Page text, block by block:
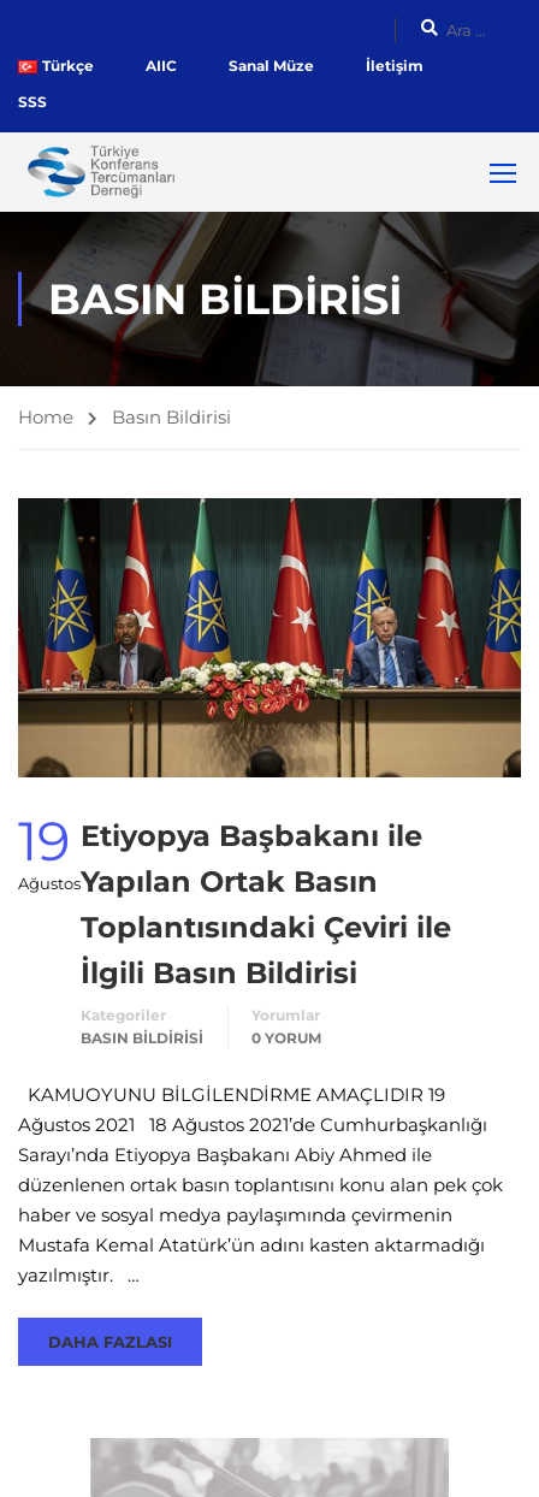
Türkçe AIIC Sanal Müze
İletişim
SSS
BASIN BILDIRISI
Home Basın Bildirisi
19
Ağustos
Etiyopya Başbakanı ile
Yapılan Ortak Basın
Toplantısındaki Çeviri ile
İlgili Basın Bildirisi
Kategoriler
BASIN BILDIRISI
Yorumlar
0 YORUM
KAMUOYUNU BİLGİLENDİRME AMAÇLIDIR 19
Ağustos 2021 18 Ağustos 2021’de Cumhurbaşkanlığı
Sarayı’nda Etiyopya Başbakanı Abiy Ahmed ile
düzenlenen ortak basın toplantısını konu alan pek çok
haber ve sosyal medya paylaşımında çevirmenin
Mustafa Kemal Atatürk’ün adını kasten aktarmadığı
yazılmıştır. …
DAHA FAZLASI